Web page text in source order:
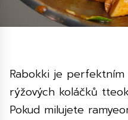
Rabokki je
rýžových koláčků
Pokud milujete